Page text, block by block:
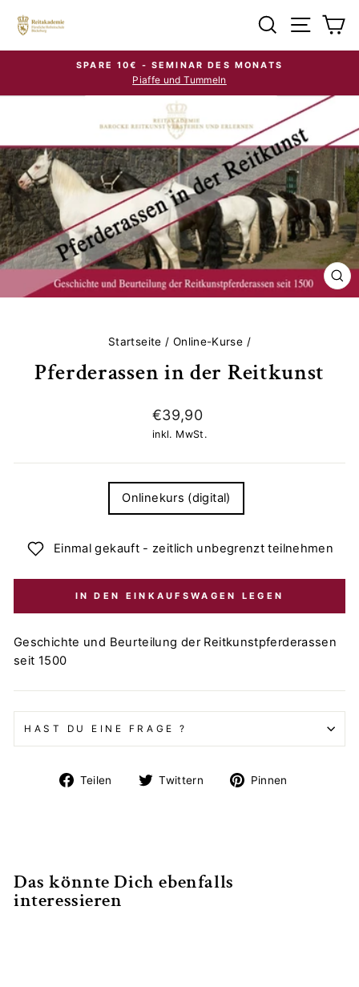
zum
Suche
Pause
Diashow
SPARE 10€ - SEMINAR DES MONATS
Piaffe und Tummeln
Startseite / Online-Kurse /
Pferderassen in der Reitkunst
Normaler
Preis
€39,90
inkl. MwSt.
Onlinekurs (digital)
Einmal gekauft - zeitlich unbegrenzt teilnehmen
IN DEN EINKAUFSWAGEN LEGEN
Geschichte und Beurteilung der Reitkunstpferderassen
seit 1500
HAST DU EINE FRAGE ?
Teilen
Auf
Twittern
Auf
Pinnen
Das könnte Dich ebenfalls
interessieren